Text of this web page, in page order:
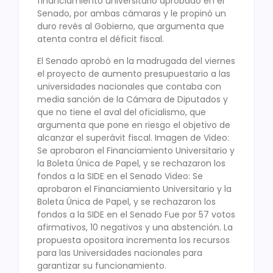
Senado, por ambas cámaras y le propinó un
duro revés al Gobierno, que argumenta que
atenta contra el déficit fiscal.
El Senado aprobó en la madrugada del viernes
el proyecto de aumento presupuestario a las
universidades nacionales que contaba con
media sanción de la Cámara de Diputados y
que no tiene el aval del oficialismo, que
argumenta que pone en riesgo el objetivo de
alcanzar el superávit fiscal. Imagen de Video:
Se aprobaron el Financiamiento Universitario y
la Boleta Única de Papel, y se rechazaron los
fondos a la SIDE en el Senado Video: Se
aprobaron el Financiamiento Universitario y la
Boleta Única de Papel, y se rechazaron los
fondos a la SIDE en el Senado Fue por 57 votos
afirmativos, 10 negativos y una abstención. La
propuesta opositora incrementa los recursos
para las Universidades nacionales para
garantizar su funcionamiento.